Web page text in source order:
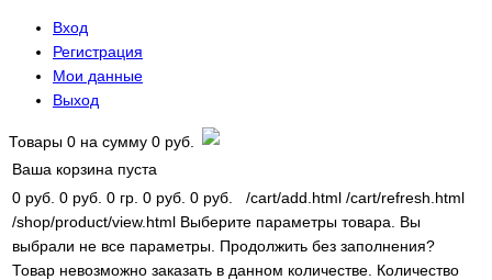
Вход
Регистрация
Мои данные
Выход
Товары 0 на сумму 0 руб.
Ваша корзина пуста
0 руб. 0 руб. 0 гр. 0 руб. 0 руб. /cart/add.html /cart/refresh.html
/shop/product/view.html Выберите параметры товара.
Вы
выбрали не все параметры. Продолжить без заполнения?
Товар невозможно заказать в данном количестве. Количество